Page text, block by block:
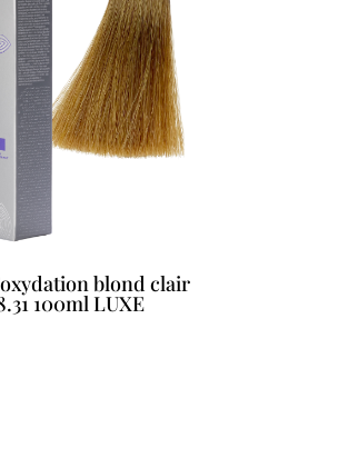
blond clair
100ml LUXE